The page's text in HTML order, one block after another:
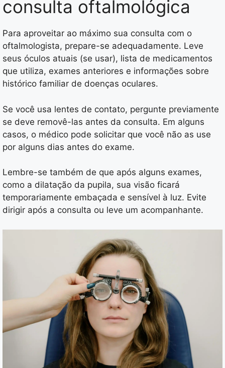
consulta oftalmológica
Para aproveitar ao máximo sua consulta com o
oftalmologista, prepare-se adequadamente. Leve
seus óculos atuais (se usar), lista de medicamentos
que utiliza, exames anteriores e informações sobre
histórico familiar de doenças oculares.
Se você usa lentes de contato, pergunte previamente
se deve removê-las antes da consulta. Em alguns
casos, o médico pode solicitar que você não as use
por alguns dias antes do exame.
Lembre-se também de que após alguns exames,
como a dilatação da pupila, sua visão ficará
temporariamente embaçada e sensível à luz. Evite
dirigir após a consulta ou leve um acompanhante.